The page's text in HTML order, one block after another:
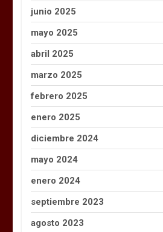
junio 2025
mayo 2025
abril 2025
marzo 2025
febrero 2025
enero 2025
diciembre 2024
mayo 2024
enero 2024
septiembre 2023
agosto 2023